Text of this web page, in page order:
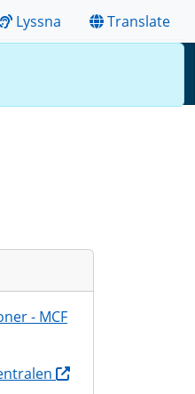
Lyssna
Translate
- MCF